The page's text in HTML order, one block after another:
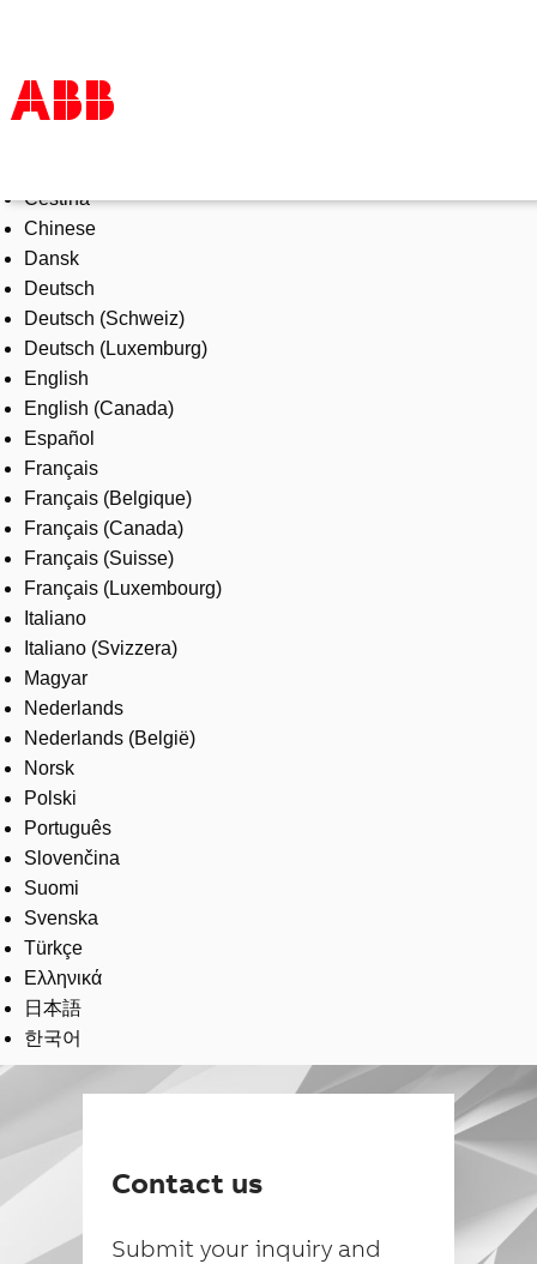
Products & Solutions
Industries
Services
About us
Where to buy
Contact us
Careers
Čeština
Chinese
Dansk
Deutsch
Deutsch (Schweiz)
Deutsch (Luxemburg)
English
English (Canada)
Español
Français
Français (Belgique)
Français (Canada)
Français (Suisse)
Français (Luxembourg)
Italiano
Italiano (Svizzera)
Magyar
Nederlands
Nederlands (België)
Norsk
Polski
Português
Slovenčina
Suomi
Svenska
Türkçe
Ελληνικά
日本語
한국어
Contact us
Submit your inquiry and